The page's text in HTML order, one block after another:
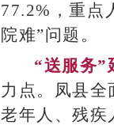
77.2%，重点
院难”问题。
“送服务”
力点。凤县
老年人、残疾